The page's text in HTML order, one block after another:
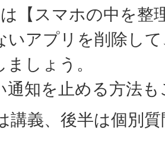
【スマホの中を整
いアプリを削除し
ましょう。
通知を止める方法
講義、後半は個別